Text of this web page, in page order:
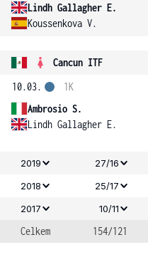
Lindh Gallagher E.
Koussenkova V.
Cancun ITF
10.03.
Ambrosio S.
Lindh Gallagher E.
1K
2019 27/16
2018
25/17
2017
10/11
Celkem 154/121